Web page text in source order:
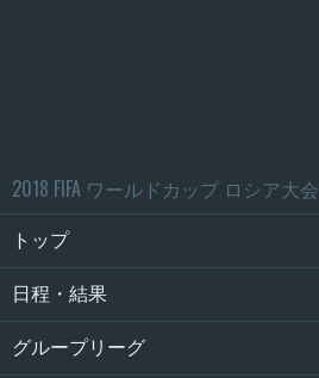
2018 FIFA ワールドカップ ロシア大会
トップ
日程・結果
グループリーグ